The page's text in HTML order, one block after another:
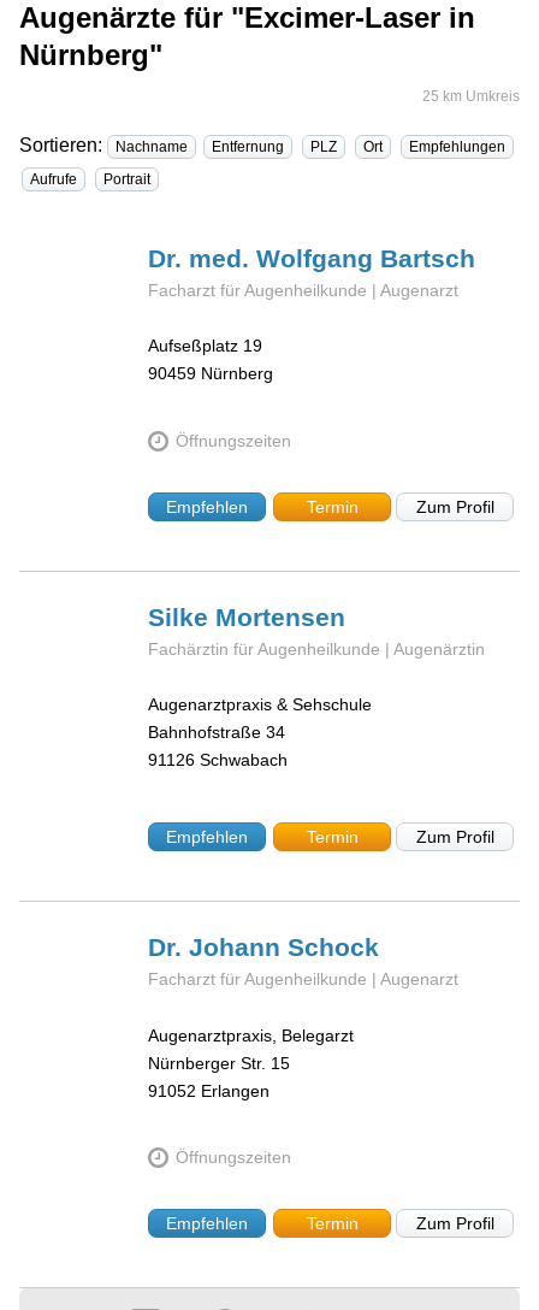
Augenärzte für "Excimer-Laser in
Nürnberg"
25 km Umkreis
Sortieren: Nachname Entfernung PLZ Ort
Empfehlungen
Aufrufe
Portrait
Dr. med. Wolfgang Bartsch
Facharzt für Augenheilkunde | Augenarzt
Aufseßplatz 19
90459 Nürnberg
Öffnungszeiten
Empfehlen Termin Zum Profil
Silke Mortensen
Fachärztin für Augenheilkunde | Augenärztin
Augenarztpraxis & Sehschule
Bahnhofstraße 34
91126 Schwabach
Empfehlen Termin Zum Profil
Dr. JohannSchock
Facharzt für Augenheilkunde | Augenarzt
Augenarztpraxis, Belegarzt
Nürnberger Str. 15
91052 Erlangen
Öffnungszeiten
Empfehlen Termin Zum Profil